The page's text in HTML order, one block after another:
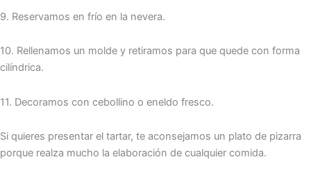
9. Reservamos en frío en la nevera.
10. Rellenamos un molde y retiramos para que quede con forma
cilíndrica.
11. Decoramos con cebollino o eneldo fresco.
Si quieres presentar el tartar, te aconsejamos un plato de pizarra
porque realza mucho la elaboración de cualquier comida.